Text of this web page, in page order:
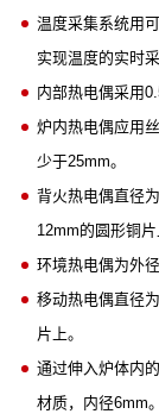
温度采集系统用
实现温度的实时采
内部热电偶采用
炉内热电偶应用
少于25mm。
背火热电偶直径
12mm的圆形铜片
环境热电偶为外
移动热电偶直径
片上。
通过伸入炉体内
材质，内径6mm。